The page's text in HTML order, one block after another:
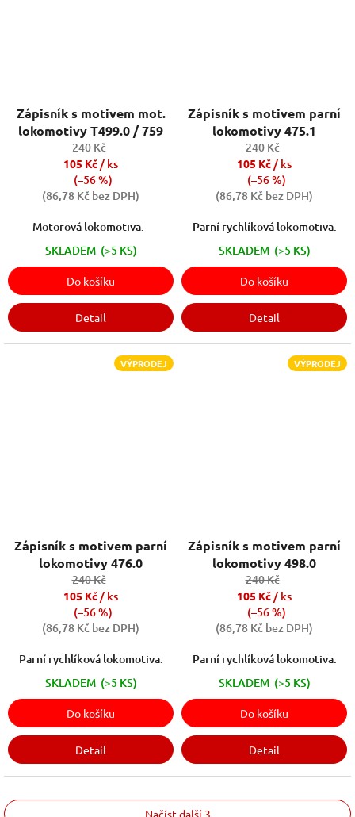
Zápisník s motivem mot.
lokomotivy T499.0 / 759
240 Kč
105 Kč/ ks
(–56 %)
(86,78 Kč bez DPH)
Motorová lokomotiva.
SKLADEM (>5 KS)
Do košíku
Detail
Zápisník s motivem parní
lokomotivy 475.1
240 Kč
105 Kč/ ks
(–56 %)
(86,78 Kč bez DPH)
Parní rychlíková lokomotiva.
SKLADEM (>5 KS)
Do košíku
Detail
VÝPRODEJ
Zápisník s motivem parní
lokomotivy 476.0
240 Kč
105 Kč/ ks
(–56 %)
(86,78 Kč bez DPH)
Parní rychlíková lokomotiva.
SKLADEM (>5 KS)
Do košíku
Detail
VÝPRODEJ
Zápisník s motivem parní
lokomotivy 498.0
240 Kč
105 Kč/ ks
(–56 %)
(86,78 Kč bez DPH)
Parní rychlíková lokomotiva.
SKLADEM (>5 KS)
Do košíku
Detail
Načíst další 3